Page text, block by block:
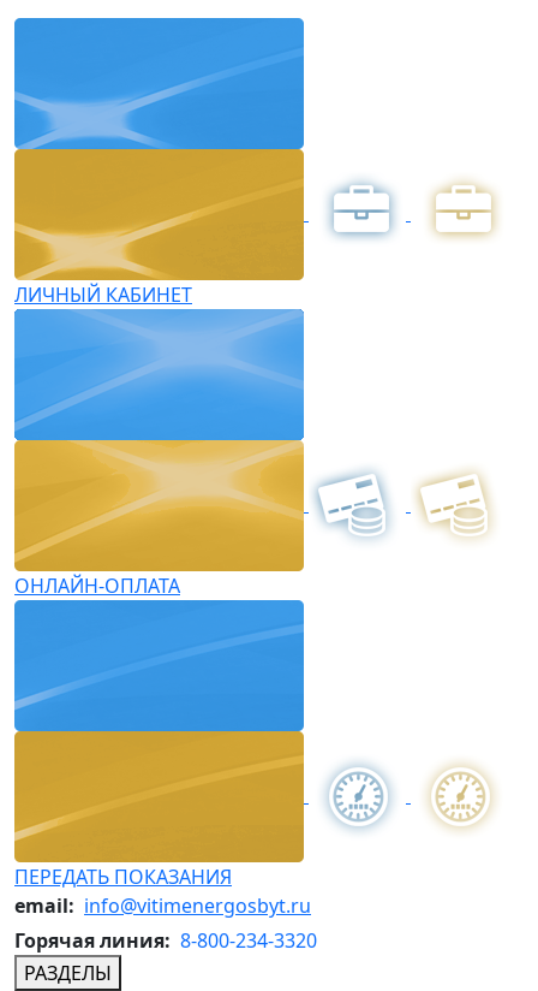
ЛИЧНЫЙ КАБИНЕТ
ОНЛАЙН-ОПЛАТА
ПЕРЕДАТЬ ПОКАЗАНИЯ
email: info@vitimenergosbyt.ru
Горячая линия: 8-800-234-3320
РАЗДЕЛЫ